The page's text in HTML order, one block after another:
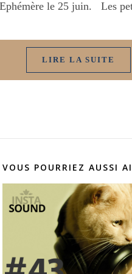
Ephémère le 25 juin. Les
LIRE LA SUITE
VOUS POURRIEZ AUSSI